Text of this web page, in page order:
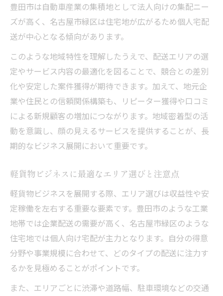
豊田市は自動車産業の集積地として法人向けの集配ニー
ズが高く、名古屋市緑区は住宅地が広がるため個人宅配
送が中心となる傾向があります。
このような地域特性を理解したうえで、配送エリアの選
定やサービス内容の最適化を図ることで、競合との差別
化や安定した案件獲得が期待できます。加えて、地元企
業や住民との信頼関係構築も、リピーター獲得や口コミ
による新規顧客の増加につながります。地域密着型の活
動を意識し、顔の見えるサービスを提供することが、長
期的なビジネス展開において重要です。
軽貨物ビジネスに最適なエリア選びと注意点
軽貨物ビジネスを展開する際、エリア選びは収益性や安
定稼働を左右する重要な要素です。豊田市のような工業
地帯では企業配送の需要が高く、名古屋市緑区のような
住宅地では個人向け宅配が主力となります。自分の得意
分野や事業規模に合わせて、どのタイプの配送に注力す
るかを見極めることがポイントです。
また、エリアごとに渋滞や道路幅、駐車環境などの交通